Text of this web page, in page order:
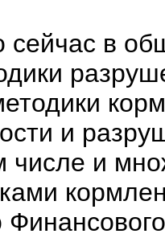
сейчас в
и
числе и